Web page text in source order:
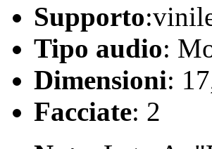
Supporto
Tipo audio:
Dimensioni:
Facciate: 2